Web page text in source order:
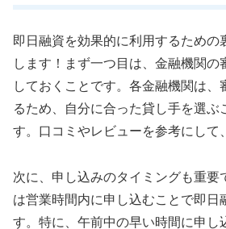
即日融資を効果的に利用するための
します！まず一つ目は、金融機関の
しておくことです。各金融機関は、
るため、自分に合った貸し手を選ぶ
す。口コミやレビューを参考にして
次に、申し込みのタイミングも重要
は営業時間内に申し込むことで即日
す。特に、午前中の早い時間に申し